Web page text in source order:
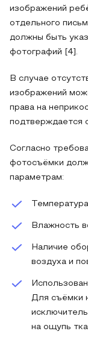
изображений
отдельного
должны быть
фотографий [4].
В случае
изображений
права на
подтверждается
Согласно
фотосъёмки
параметрам:
Влажность
Наличие
воздуха и
Для съёмки
на ощупь